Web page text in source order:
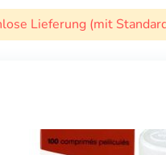
Lieferung (mit